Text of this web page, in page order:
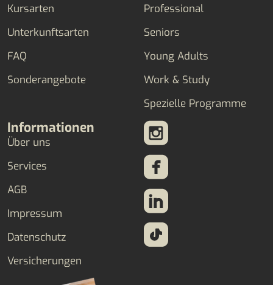
Kursarten
Unterkunftsarten
FAQ
Sonderangebote
Professional
Seniors
Young Adults
Work & Study
Spezielle Programme
Informationen
Über uns
Services
AGB
Impressum
Datenschutz
Versicherungen